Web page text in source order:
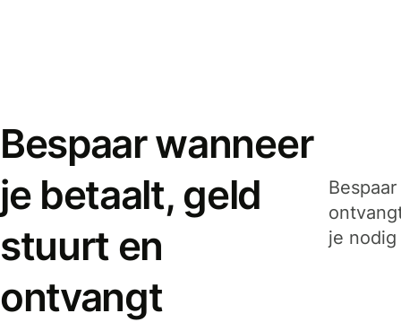
Bespaar wanneer
je betaalt, geld
stuurt en
ontvangt
je